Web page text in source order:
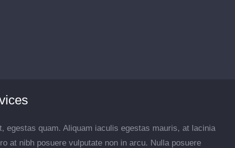
egestas quam. Aliquam iaculis egestas mauris, at lacinia
at nibh posuere vulputate non in arcu. Nulla posuere